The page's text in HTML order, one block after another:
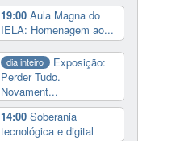
19:00 Aula Magna do
IELA: Homenagem ao...
dia inteiro
Exposição:
Perder Tudo.
Novament...
14:00 Soberania
tecnológica e digital